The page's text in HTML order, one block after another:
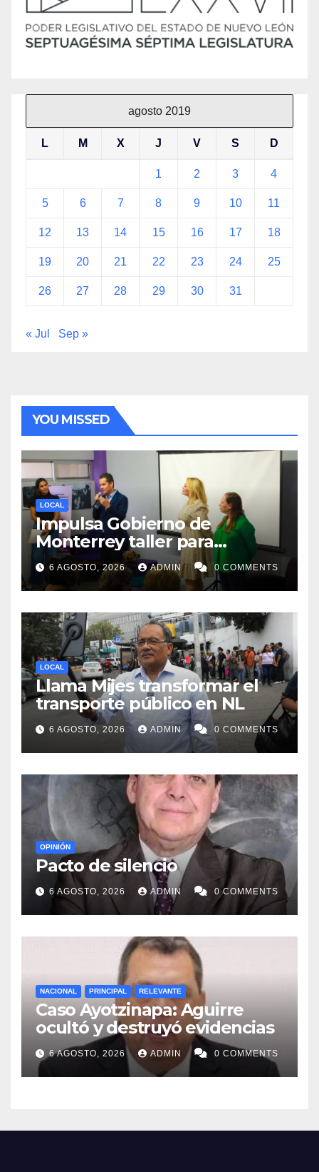
agosto 2019
L M X J V S D
1 2 3 4
5 6 7 8 9 10 11
12 13 14 15 16 17 18
19 20 21 22 23 24 25
26 27 28 29 30 31
« Jul Sep »
YOU MISSED
LOCAL
Impulsa Gobierno de
Monterrey taller para
acompañar a mujeres en
procesos de pérdida y duelo
6 AGOSTO, 2026 ADMIN 0 COMMENTS
LOCAL
Llama Mijes transformar el
transporte público en NL
6 AGOSTO, 2026 ADMIN 0 COMMENTS
OPINIÓN
Pacto de silencio
6 AGOSTO, 2026 ADMIN 0 COMMENTS
NACIONAL PRINCIPAL RELEVANTE
Caso Ayotzinapa: Aguirre
ocultó y destruyó evidencias
6 AGOSTO, 2026 ADMIN 0 COMMENTS